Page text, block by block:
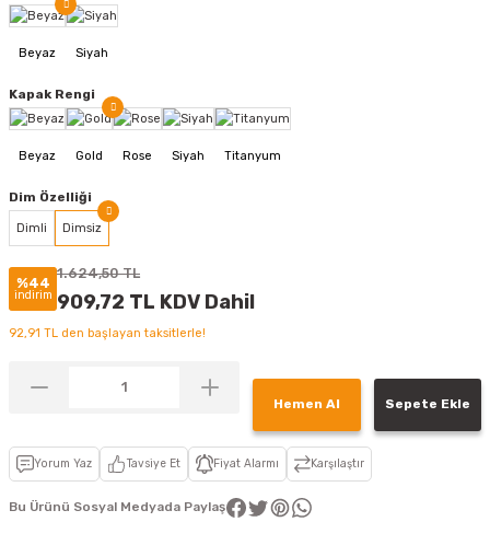
Kapak Rengi
Dim Özelliği
Dimli Dimsiz
%44
indirim
1.624,50 TL
909,72 TL KDV Dahil
92,91 TL den başlayan taksitlerle!
Hemen Al Sepete Ekle
Yorum Yaz Tavsiye Et Fiyat Alarmı Karşılaştır
Bu Ürünü Sosyal Medyada Paylaş